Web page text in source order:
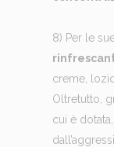
8) Per le
creme,
Oltretutto,
cui è